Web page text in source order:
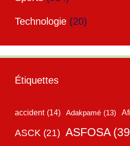
Technologie (20)
Étiquettes
accident (14) Adakpamé (13)
ASCK (21) ASFOSA